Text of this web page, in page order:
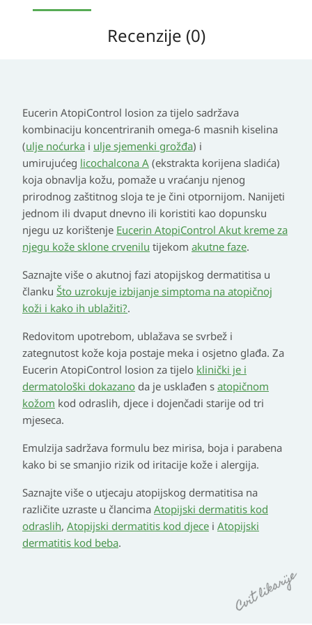
Recenzije (0)
Eucerin AtopiControl losion za tijelo sadržava
kombinaciju koncentriranih omega-6 masnih kiselina
(ulje noćurka i ulje sjemenki grožđa) i
umirujućeg licochalcona A (ekstrakta korijena sladića)
koja obnavlja kožu, pomaže u vraćanju njenog
prirodnog zaštitnog sloja te je čini otpornijom. Nanijeti
jednom ili dvaput dnevno ili koristiti kao dopunsku
njegu uz korištenje Eucerin AtopiControl Akut kreme za
njegu kože sklone crvenilu tijekom akutne faze.
Saznajte više o akutnoj fazi atopijskog dermatitisa u
članku Što uzrokuje izbijanje simptoma na atopičnoj
koži i kako ih ublažiti?.
Redovitom upotrebom, ublažava se svrbež i
zategnutost kože koja postaje meka i osjetno glađa. Za
Eucerin AtopiControl losion za tijelo klinički je i
dermatološki dokazano da je usklađen s atopičnom
kožom kod odraslih, djece i dojenčadi starije od tri
mjeseca.
Emulzija sadržava formulu bez mirisa, boja i parabena
kako bi se smanjio rizik od iritacije kože i alergija.
Saznajte više o utjecaju atopijskog dermatitisa na
različite uzraste u člancima Atopijski dermatitis kod
odraslih, Atopijski dermatitis kod djece i Atopijski
dermatitis kod beba.